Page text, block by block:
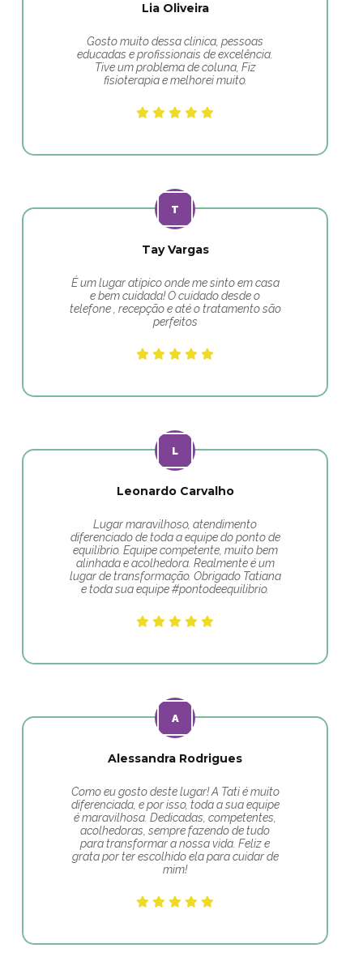
Lia Oliveira
Gosto muito dessa clínica, pessoas
educadas e profissionais de excelência.
Tive um problema de coluna, Fiz
fisioterapia e melhorei muito.
Tay Vargas
É um lugar atípico onde me sinto em casa
e bem cuidada! O cuidado desde o
telefone , recepção e até o tratamento são
perfeitos
Leonardo Carvalho
Lugar maravilhoso, atendimento
diferenciado de toda a equipe do ponto de
equilíbrio. Equipe competente, muito bem
alinhada e acolhedora. Realmente é um
lugar de transformação. Obrigado Tatiana
e toda sua equipe #pontodeequilibrio.
Alessandra Rodrigues
Como eu gosto deste lugar! A Tati é muito
diferenciada, e por isso, toda a sua equipe
é maravilhosa. Dedicadas, competentes,
acolhedoras, sempre fazendo de tudo
para transformar a nossa vida. Feliz e
grata por ter escolhido ela para cuidar de
mim!